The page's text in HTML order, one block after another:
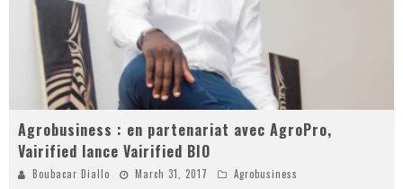
Agrobusiness : en partenariat avec AgroPro,
Vairified lance Vairified BIO
Boubacar Diallo March 31, 2017 Agrobusiness